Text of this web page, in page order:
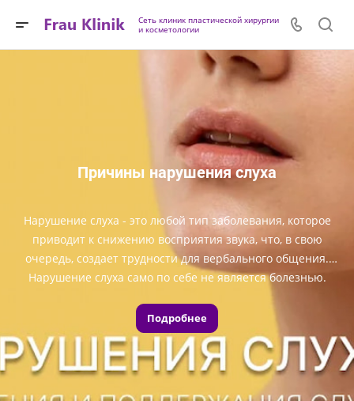
Сеть клиник пластической хирургии
и косметологии
Причины нарушения слуха
Нарушение слуха - это любой тип заболевания, которое
приводит к снижению восприятия звука, что, в свою
очередь, создает трудности для вербального общения.
Нарушение слуха само по себе не является болезнью.
представлять, как работает орган слуха.
Подробнее